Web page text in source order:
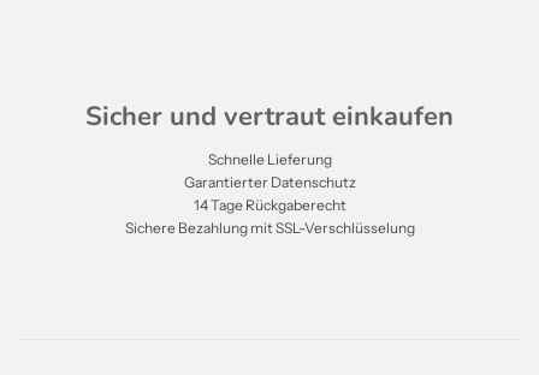
Sicher und vertraut einkaufen
Schnelle Lieferung
Garantierter Datenschutz
14 Tage Rückgaberecht
Sichere Bezahlung mit SSL-Verschlüsselung